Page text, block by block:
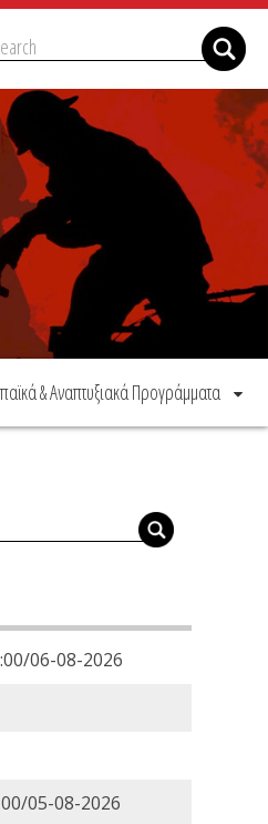
& Αναπτυξιακά Προγράμματα
06-08-2026
05-08-2026